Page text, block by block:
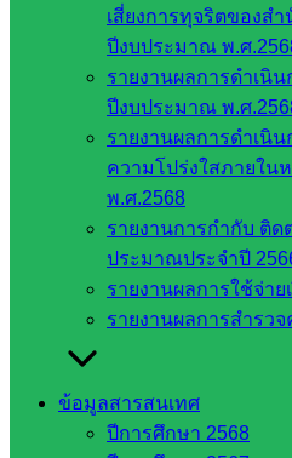
เสี่ยงการทุจริตของส
ปีงบประมาณ พ.ศ
รายงานผลการดำเนิ
ปีงบประมาณ พ.ศ
รายงานผลการดำเนิ
ความโปร่งใสภายใน
พ.ศ.2568
รายงานการกำกับ ติด
ประมาณประจำปี
รายงานผลการใช้จ่า
รายงานผลการสำรว
ข้อมูลสารสนเทศ
ปีการศึกษา 2568
เทคนิค
วังน้ำเย็น
กศน.สระแก้ว
เว็บไซต์
กลุ่มงาน
สำนักงาน
มอำนวย
การ
กลุ่ม